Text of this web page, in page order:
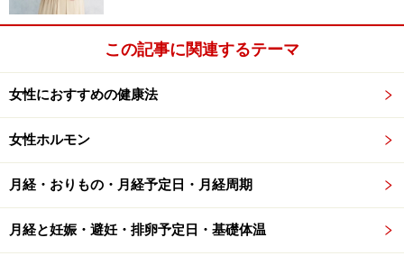
実は、日中あまり動かないヒトと、一日中立ったり座っ
量の差があるという調査結果があるのです。これを一週
間に換算すると2450kcalにも！
この数値は、体重50kgの女性がフルマラソンした場合の
消費カロリーとほぼ同程度（フルマラソンの方が少ない
をするのと、こまめに動く人は、同じだけの運動をして
この記事に関連するテーマ
女性におすすめの健康法
女性ホルモン
月経・おりもの・月経予定日・月経周期
月経と妊娠・避妊・排卵予定日・基礎体温